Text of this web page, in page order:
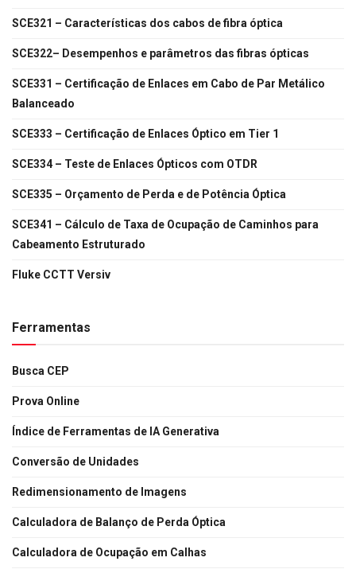
SCE321 – Características dos cabos de fibra óptica
SCE322– Desempenhos e parâmetros das fibras ópticas
SCE331 – Certificação de Enlaces em Cabo de Par Metálico
Balanceado
SCE333 – Certificação de Enlaces Óptico em Tier 1
SCE334 – Teste de Enlaces Ópticos com OTDR
SCE335 – Orçamento de Perda e de Potência Óptica
SCE341 – Cálculo de Taxa de Ocupação de Caminhos para
Cabeamento Estruturado
Fluke CCTT Versiv
Ferramentas
Busca CEP
Prova Online
Índice de Ferramentas de IA Generativa
Conversão de Unidades
Redimensionamento de Imagens
Calculadora de Balanço de Perda Óptica
Calculadora de Ocupação em Calhas